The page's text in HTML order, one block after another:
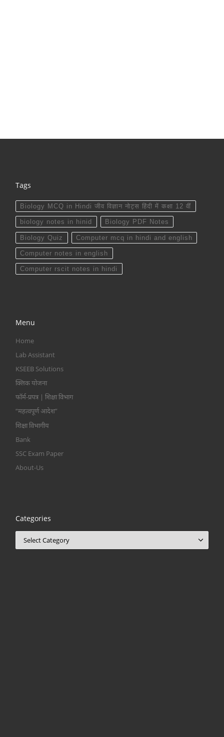
Tags
Biology MCQ in Hindi जीव विज्ञान नोट्स हिंदी में कक्षा 12 वीं
biology notes in hinid Biology PDF Notes
Biology Quiz Computer mcq in hindi and english
Computer notes in english
Computer rscit notes in hindi
Menu
Home
Lab Assistant
KSEEB Solutions
क्लिक योजना
फॉर्म-प्रपत्र | शिक्षा विभाग
“महत्वपूर्ण आदेश”
शिक्षा विभागीय
Bank
SSC Exam Paper
About-Us
Categories